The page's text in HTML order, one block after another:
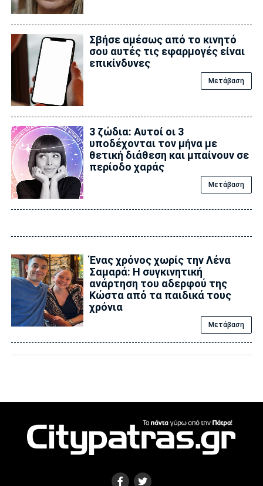
Σβήσε αμέσως από το κινητό
σου αυτές τις εφαρμογές είναι
επικίvδυνες
Μετάβαση
3 ζώδια: Αυτοί οι 3
υποδέχονται τον μήνα με
θετική διάθεση και μπαίνουν σε
περίοδο χαράς
Μετάβαση
Ένας χρόνος χωρίς την Λένα
Σαμαρά: Η συγκινητική
ανάρτηση του αδερφού της
Κώστα από τα παιδικά τους
χρόνια
Μετάβαση